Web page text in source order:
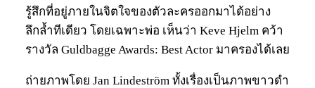
รู้สึกที่อยู่ภายในจิตใจของตัวละครออกมาได้อย่าง
ลึกล้ำทีเดียว โดยเฉพาะพ่อ เห็นว่า Keve Hjelm คว้า
รางวัล Guldbagge Awards: Best Actor มาครองได้เลย
ถ่ายภาพโดย Jan Lindeström ทั้งเรื่องเป็นภาพขาวดำ